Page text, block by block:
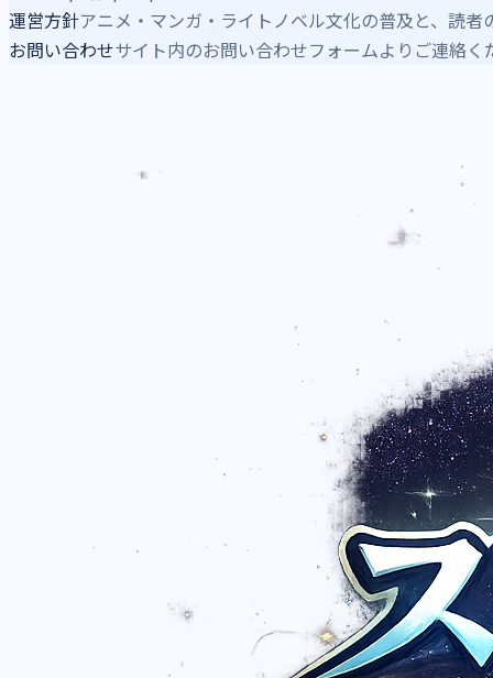
運営方針アニメ・マンガ・ライトノベル文化の普及と、読
お問い合わせサイト内のお問い合わせフォームよりご連絡く